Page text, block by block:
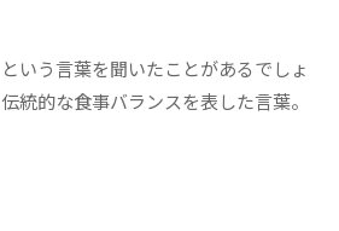
いう言葉を聞いたことがあるでしょ
統的な食事バランスを表した言葉。